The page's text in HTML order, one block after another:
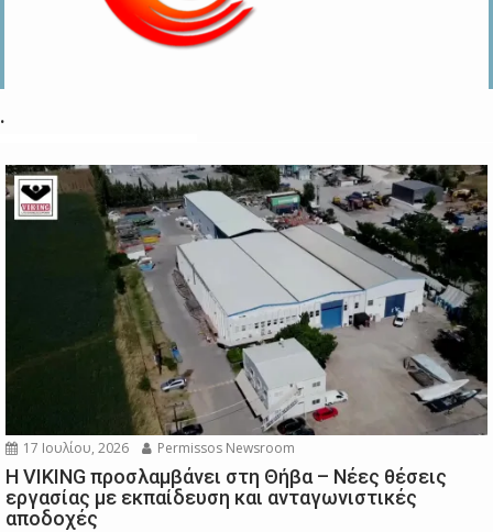
.
17 Ιουλίου, 2026 Permissos Newsroom
Η VIKING προσλαμβάνει στη Θήβα – Νέες θέσεις
εργασίας με εκπαίδευση και ανταγωνιστικές
αποδοχές